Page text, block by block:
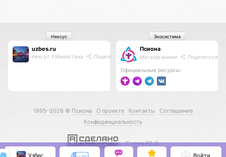
uzbes.ru
Нексус Узбекистана Поделиться
Нексус
Псиона
Метаорганизм Поделиться
Официальные ресурсы:
Экосистема
1995–2026 © Псиона О проекте Контакты
Соглашение
Конфиденциальность
С нами КО 🕉️
Узбес Войти